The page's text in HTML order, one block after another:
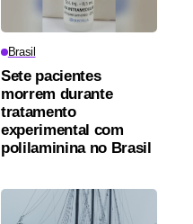
Brasil
Sete pacientes
morrem durante
tratamento
experimental com
polilaminina no Brasil